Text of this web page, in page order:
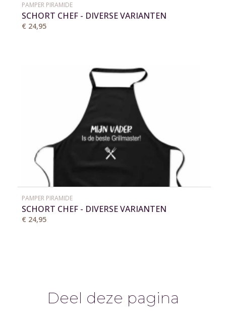
PAMPER PIRAMIDE
SCHORT CHEF - DIVERSE VARIANTEN
€ 24,95
PAMPER PIRAMIDE
SCHORT CHEF - DIVERSE VARIANTEN
€ 24,95
Deel deze pagina